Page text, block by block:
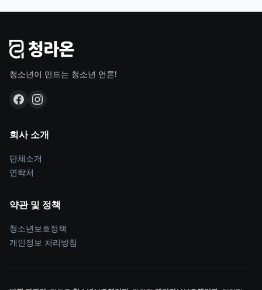
청소년이 만드는 청소년 언론!
회사 소개
단체소개
연락처
약관 및 정책
청소년보호정책
개인정보 처리방침